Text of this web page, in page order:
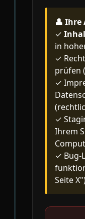
👤 Ihre
✓
in
✓
prüfen
✓
✓
Ihrem
✓ Bug-
Seite